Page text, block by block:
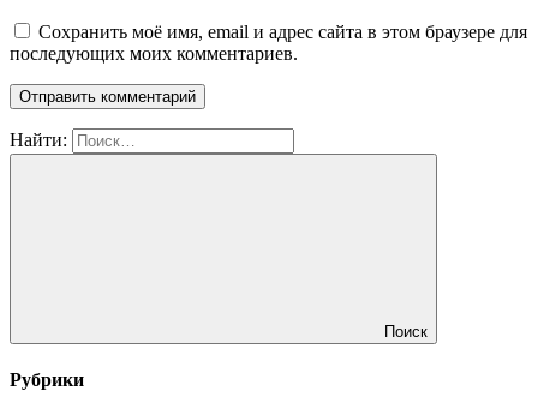
Сохранить моё имя, email и адрес сайта в этом браузере для
последующих моих комментариев.
Найти:
Поиск
Рубрики